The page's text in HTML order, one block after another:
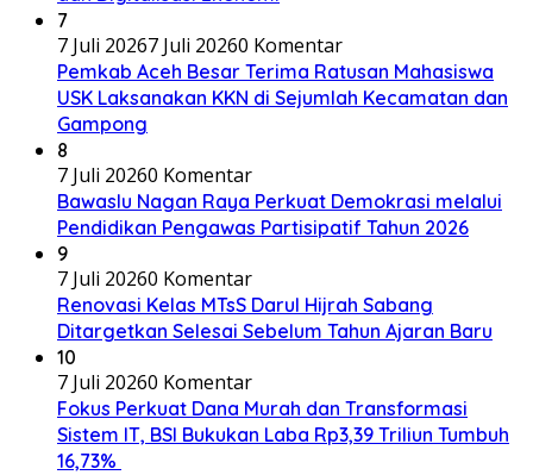
7
7 Juli 20267 Juli 20260 Komentar
Pemkab Aceh Besar Terima Ratusan Mahasiswa
USK Laksanakan KKN di Sejumlah Kecamatan dan
Gampong
8
7 Juli 20260 Komentar
Bawaslu Nagan Raya Perkuat Demokrasi melalui
Pendidikan Pengawas Partisipatif Tahun 2026
9
7 Juli 20260 Komentar
Renovasi Kelas MTsS Darul Hijrah Sabang
Ditargetkan Selesai Sebelum Tahun Ajaran Baru
10
7 Juli 20260 Komentar
Fokus Perkuat Dana Murah dan Transformasi
Sistem IT, BSI Bukukan Laba Rp3,39 Triliun Tumbuh
16,73%